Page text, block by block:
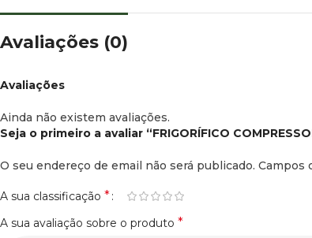
Avaliações (0)
Avaliações
Ainda não existem avaliações.
Seja o primeiro a avaliar “FRIGORÍFICO
O seu endereço de email não será publicado. Campos
A sua classificação *
A sua avaliação sobre o produto *